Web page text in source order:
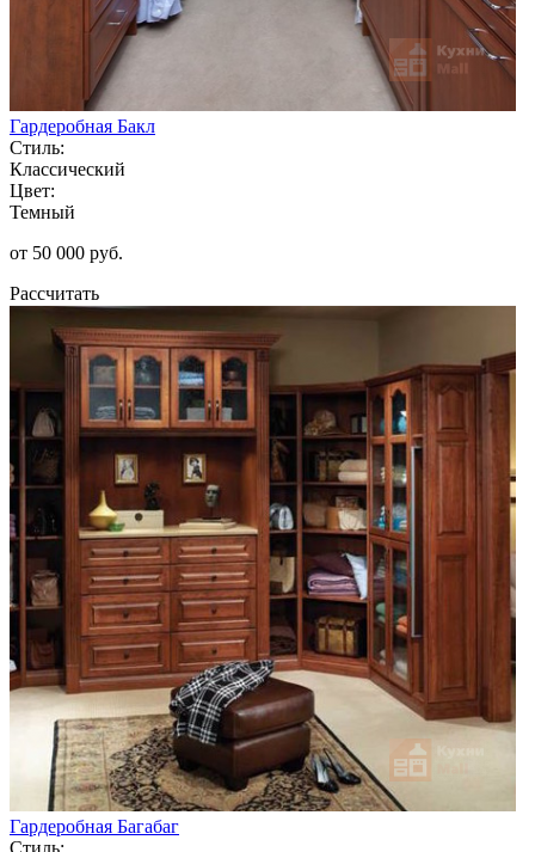
Гардеробная Бакл
Стиль:
Классический
Цвет:
Темный
от 50 000 руб.
Рассчитать
Гардеробная Багабаг
Стиль: